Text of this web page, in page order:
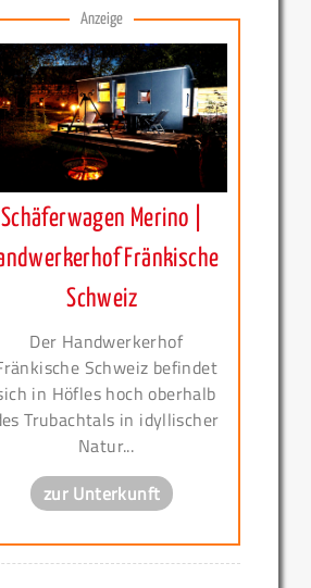
Anzeige
Schäferwagen Merino |
Fränkische
Schweiz
Der Handwerkerhof
Schweiz befindet
in Höfles hoch oberhalb
Trubachtals in idyllischer
Natur...
zur Unterkunft